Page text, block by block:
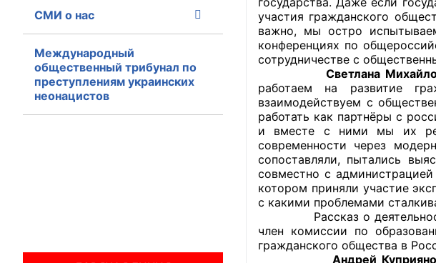
Структура Палаты
Комиссии
Экспертный совет ОП КО
Совет ОП КО
Общественный штаб
Члены ОП КО
Документы ОП КО
Регламент ОП КО
участия гражданского
важно, мы остро
конференциях по
сотрудничестве с
Светлана
работаем на развитие
взаимодействуем с
работать как партнёры с
и вместе с ними мы их
современности через
сопоставляли, пытались
совместно с
котором приняли участие
с какими проблемами
Рассказ о деятельности
член комиссии по
гражданского общества в
Андрей
СМИ о нас
Международный
общественный трибунал по
преступлениям украинских
неонацистов